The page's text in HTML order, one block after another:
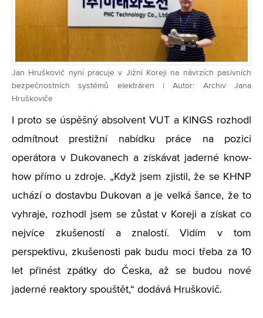
Jan Hruškovič nyní pracuje v Jižní Koreji na návrzích pasivních
bezpečnostních systémů elektráren | Autor: Archiv Jana
Hruškoviče
I proto se úspěšný absolvent VUT a KINGS rozhodl
odmítnout prestižní nabídku práce na pozici
operátora v Dukovanech a získávat jaderné know-
how přímo u zdroje. „Když jsem zjistil, že se KHNP
uchází o dostavbu Dukovan a je velká šance, že to
vyhraje, rozhodl jsem se zůstat v Koreji a získat co
nejvíce zkušeností a znalostí. Vidím v tom
perspektivu, zkušenosti pak budu moci třeba za 10
let přinést zpátky do Česka, až se budou nové
jaderné reaktory spouštět,“ dodává Hruškovič.